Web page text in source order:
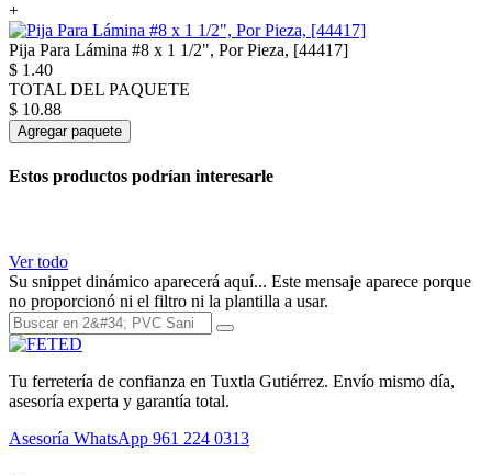
+
Pija Para Lámina #8 x 1 1/2", Por Pieza, [44417]
$ 1.40
TOTAL DEL PAQUETE
$ 10.88
Agregar paquete
Estos productos podrían interesarle
Ver todo
Su snippet dinámico aparecerá aquí... Este mensaje aparece porque
no proporcionó ni el filtro ni la plantilla a usar.
Tu ferretería de confianza en Tuxtla Gutiérrez. Envío mismo día,
asesoría experta y garantía total.
Asesoría WhatsApp 961 224 0313